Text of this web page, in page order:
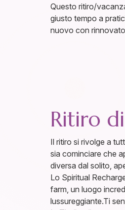
Questo ritiro/
giusto tempo a
nuovo con
Ritiro
Il ritiro si rivolge a
sia cominciare che
diversa dal solito,
Lo Spiritual
farm, un luogo
lussureggiante.Ti